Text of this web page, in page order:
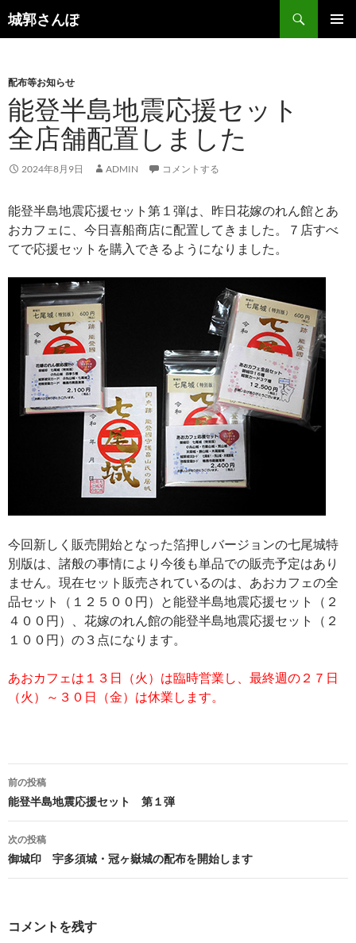
コ
ン
ツ
へ
ス
キ
城郭さんぽ
検
索
配布等お知らせ
能登半島地震応援セット
全店舗配置しました
2024年8月9日 ADMIN コメントする
能登半島地震応援セット第１弾は、昨日花嫁のれん館とあ
おカフェに、今日喜船商店に配置してきました。７店すべ
てで応援セットを購入できるようになりました。
今回新しく販売開始となった箔押しバージョンの七尾城特
別版は、諸般の事情により今後も単品での販売予定はあり
ません。現在セット販売されているのは、あおカフェの全
品セット（１２５００円）と能登半島地震応援セット（２
４００円）、花嫁のれん館の能登半島地震応援セット（２
１００円）の３点になります。
あおカフェは１３日（火）は臨時営業し、最終週の２７日
（火）～３０日（金）は休業します。
投
稿
ナ
ビ
ゲ
前の投稿
能登半島地震応援セット 第１弾
次の投稿
御城印 宇多須城・冠ヶ嶽城の配布を開始します
コメントを残す